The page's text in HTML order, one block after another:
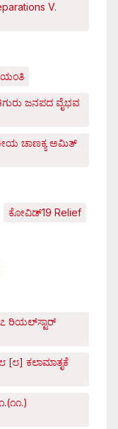
V.
ಜನಪದ ವೈಭವ
ಚಾಣಕ್ಯ ಅಮಿತ್
ಕೋವಿಡ್‌19 Relief
ರಿಯಲ್‌ಸ್ಟಾರ್
[೮] ಕಲಾಮಾತೃಕೆ